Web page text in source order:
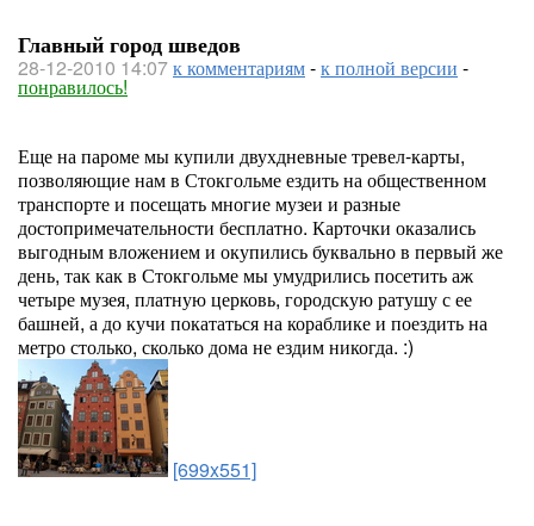
Главный город шведов
28-12-2010 14:07к комментариям-к полной версии -
понравилось!
Еще на пароме мы купили двухдневные тревел-карты,
позволяющие нам в Стокгольме ездить на общественном
транспорте и посещать многие музеи и разные
достопримечательности бесплатно. Карточки оказались
выгодным вложением и окупились буквально в первый же
день, так как в Стокгольме мы умудрились посетить аж
четыре музея, платную церковь, городскую ратушу с ее
башней, а до кучи покататься на кораблике и поездить на
метро столько, сколько дома не ездим никогда. :)
[699x551]